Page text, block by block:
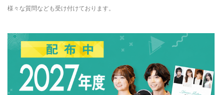
様々な質問なども受け付けております。